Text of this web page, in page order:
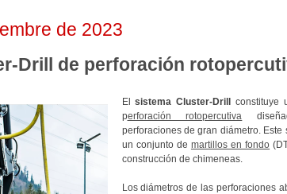
de 2023
Drill de perforación
Elsistema Cluster-Drill
constituye
perforación rotopercutiva
perforaciones de gran diámetro. Este
un conjunto de martillos en fondo
construcción de chimeneas.
Los diámetros de las perforaciones